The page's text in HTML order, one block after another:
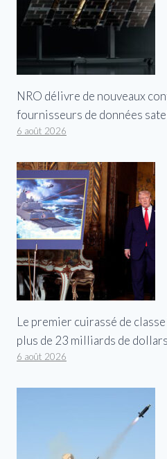
NRO délivre de nouveaux
fournisseurs de données
6 août 2026
Le premier cuirassé de
plus de 23 milliards de
6 août 2026